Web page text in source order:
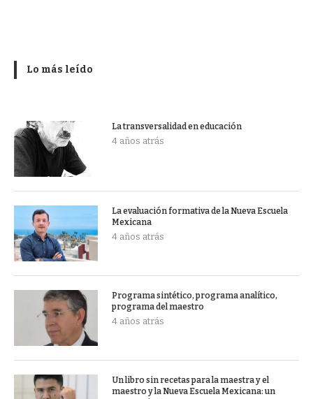
Lo más leído
La transversalidad en educación
4 años atrás
La evaluación formativa de la Nueva Escuela
Mexicana
4 años atrás
Programa sintético, programa analítico,
programa del maestro
4 años atrás
Un libro sin recetas para la maestra y el
maestro y la Nueva Escuela Mexicana: un